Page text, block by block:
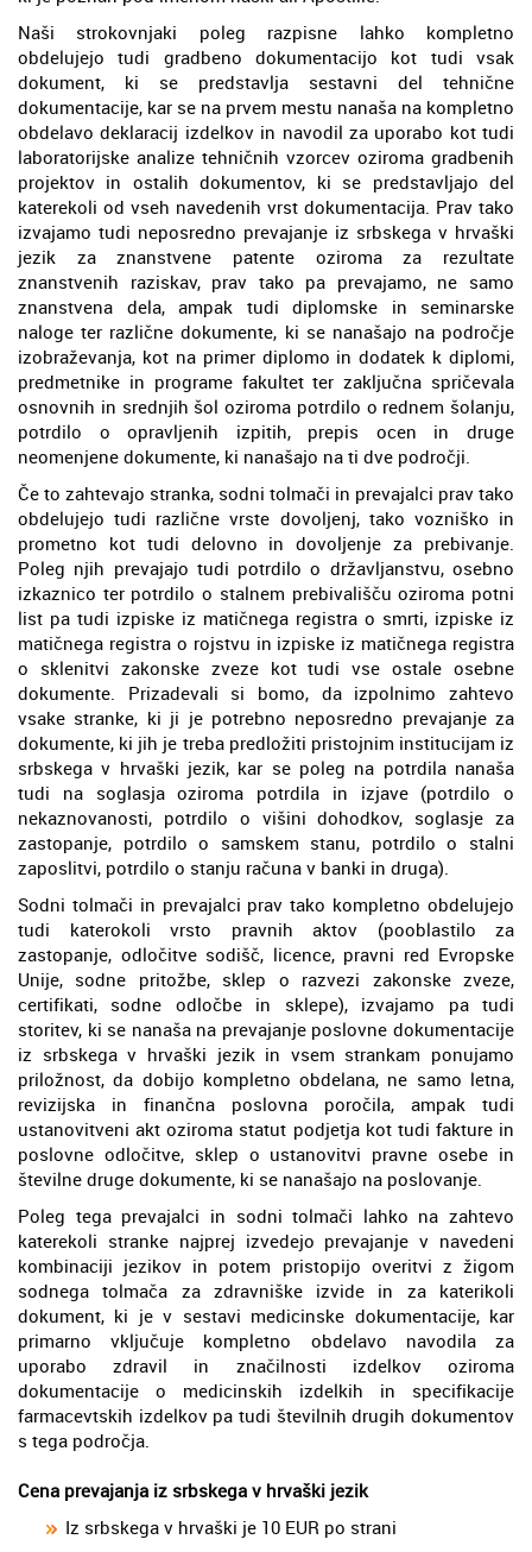
Naši strokovnjaki poleg razpisne lahko kompletno
obdelujejo tudi gradbeno dokumentacijo kot tudi vsak
dokument, ki se predstavlja sestavni del tehnične
dokumentacije, kar se na prvem mestu nanaša na kompletno
obdelavo deklaracij izdelkov in navodil za uporabo kot tudi
laboratorijske analize tehničnih vzorcev oziroma gradbenih
projektov in ostalih dokumentov, ki se predstavljajo del
katerekoli od vseh navedenih vrst dokumentacija. Prav tako
izvajamo tudi neposredno prevajanje iz srbskega v hrvaški
jezik za znanstvene patente oziroma za rezultate
znanstvenih raziskav, prav tako pa prevajamo, ne samo
znanstvena dela, ampak tudi diplomske in seminarske
naloge ter različne dokumente, ki se nanašajo na področje
izobraževanja, kot na primer diplomo in dodatek k diplomi,
predmetnike in programe fakultet ter zaključna spričevala
osnovnih in srednjih šol oziroma potrdilo o rednem šolanju,
potrdilo o opravljenih izpitih, prepis ocen in druge
neomenjene dokumente, ki nanašajo na ti dve področji.
Če to zahtevajo stranka, sodni tolmači in prevajalci prav tako
obdelujejo tudi različne vrste dovoljenj, tako vozniško in
prometno kot tudi delovno in dovoljenje za prebivanje.
Poleg njih prevajajo tudi potrdilo o državljanstvu, osebno
izkaznico ter potrdilo o stalnem prebivališču oziroma potni
list pa tudi izpiske iz matičnega registra o smrti, izpiske iz
matičnega registra o rojstvu in izpiske iz matičnega registra
o sklenitvi zakonske zveze kot tudi vse ostale osebne
dokumente. Prizadevali si bomo, da izpolnimo zahtevo
vsake stranke, ki ji je potrebno neposredno prevajanje za
dokumente, ki jih je treba predložiti pristojnim institucijam iz
srbskega v hrvaški jezik, kar se poleg na potrdila nanaša
tudi na soglasja oziroma potrdila in izjave (potrdilo o
nekaznovanosti, potrdilo o višini dohodkov, soglasje za
zastopanje, potrdilo o samskem stanu, potrdilo o stalni
zaposlitvi, potrdilo o stanju računa v banki in druga).
Sodni tolmači in prevajalci prav tako kompletno obdelujejo
tudi katerokoli vrsto pravnih aktov (pooblastilo za
zastopanje, odločitve sodišč, licence, pravni red Evropske
Unije, sodne pritožbe, sklep o razvezi zakonske zveze,
certifikati, sodne odločbe in sklepe), izvajamo pa tudi
storitev, ki se nanaša na prevajanje poslovne dokumentacije
iz srbskega v hrvaški jezik in vsem strankam ponujamo
priložnost, da dobijo kompletno obdelana, ne samo letna,
revizijska in finančna poslovna poročila, ampak tudi
ustanovitveni akt oziroma statut podjetja kot tudi fakture in
poslovne odločitve, sklep o ustanovitvi pravne osebe in
številne druge dokumente, ki se nanašajo na poslovanje.
Poleg tega prevajalci in sodni tolmači lahko na zahtevo
katerekoli stranke najprej izvedejo prevajanje v navedeni
kombinaciji jezikov in potem pristopijo overitvi z žigom
sodnega tolmača za zdravniške izvide in za katerikoli
dokument, ki je v sestavi medicinske dokumentacije, kar
primarno vključuje kompletno obdelavo navodila za
uporabo zdravil in značilnosti izdelkov oziroma
dokumentacije o medicinskih izdelkih in specifikacije
farmacevtskih izdelkov pa tudi številnih drugih dokumentov
s tega področja.
Cena prevajanja iz srbskega v hrvaški jezik
Iz srbskega v hrvaški je 10 EUR po strani